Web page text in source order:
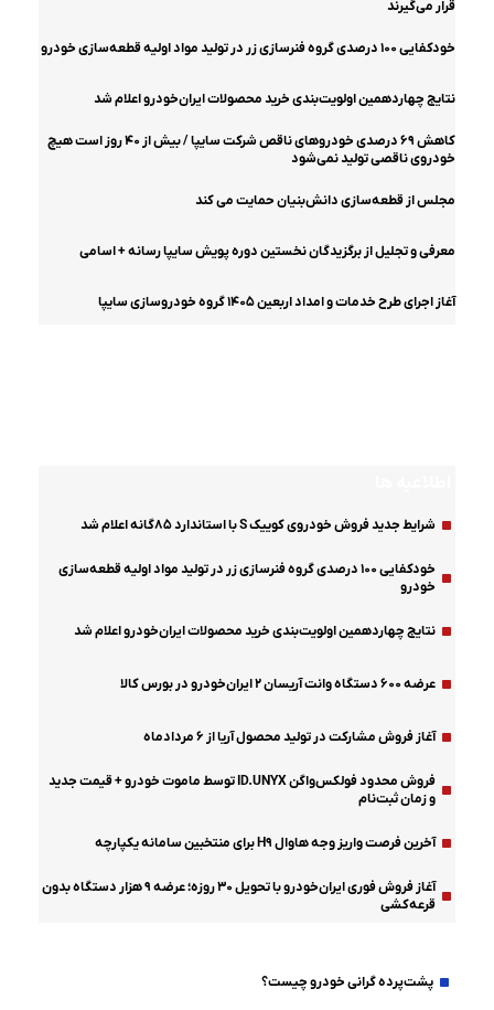
قرار می‌گیرند
خودکفایی ۱۰۰ درصدی گروه فنرسازی زر در تولید مواد اولیه قطعه‌سازی خودرو
نتایج چهاردهمین اولویت‌بندی خرید محصولات ایران‌خودرو اعلام شد
کاهش ۶۹ درصدی خودروهای ناقص شرکت سایپا / بیش از ۴۰ روز است هیچ
خودروی ناقصی تولید نمی‌شود
مجلس از قطعه‌سازی دانش‌بنیان حمایت می کند
معرفی و تجلیل از برگزیدگان نخستین دوره پویش سایپا رسانه + اسامی
آغاز اجرای طرح خدمات و امداد اربعین ۱۴۰۵ گروه خودروسازی سایپا
شرایط جدید فروش خودروی کوییک S با استاندارد ۸۵گانه اعلام شد
خودکفایی ۱۰۰ درصدی گروه فنرسازی زر در تولید مواد اولیه قطعه‌سازی
خودرو
نتایج چهاردهمین اولویت‌بندی خرید محصولات ایران‌خودرو اعلام شد
عرضه ۶۰۰ دستگاه وانت آریسان ۲ ایران‌خودرو در بورس کالا
آغاز فروش مشارکت در تولید محصول آریا از ۶ مردادماه
فروش محدود فولکس‌واگن ID.UNYX توسط ماموت خودرو + قیمت جدید
و زمان ثبت‌نام
آخرین فرصت واریز وجه هاوال H۹ برای منتخبین سامانه یکپارچه
آغاز فروش فوری ایران‌خودرو با تحویل ۳۰ روزه؛ عرضه ۹ هزار دستگاه بدون
قرعه‌کشی
پشت‌پرده گرانی خودرو چیست؟